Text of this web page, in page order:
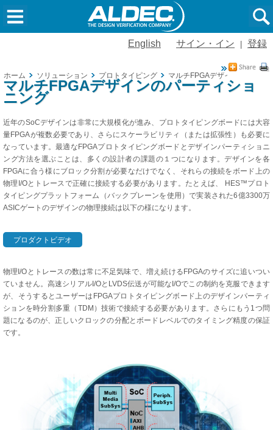
English サイン・イン 登録
ホーム ソリューション プロトタイピング マルチFPGAデザインのパーテ
マルチFPGAデザインのパーティショ
ニング
近年のSoCデザインは非常に大規模化が進み、プロトタイピングボードには大容
量FPGAが複数必要であり、さらにスケーラビリティ（または拡張性）も必要に
なっています。最適なFPGAプロトタイピングボードとデザインパーティショニ
ング方法を選ぶことは、多くの設計者の課題の１つになります。デザインを各
FPGAに合う様にブロック分割が必要なだけでなく、それらの接続をボード上の
物理I/Oとトレースで正確に接続する必要があります。たとえば、 HES™プロト
タイピングプラットフォーム（バックプレーンを使用）で実装された6億3300万
ASICゲートのデザインの物理接続は以下の様になります。
プロダクトビデオ
物理I/Oとトレースの数は常に不足気味で、増え続けるFPGAのサイズに追いつい
ていません。高速シリアルI/OとLVDS伝送が可能なI/Oでこの制約を克服できます
が、そうするとユーザーはFPGAプロトタイピングボード上のデザインパーティ
ションを時分割多重（TDM）技術で接続する必要があります。さらにもう1つ問
題になるのが、正しいクロックの分配とボードレベルでのタイミング精度の保証
です。